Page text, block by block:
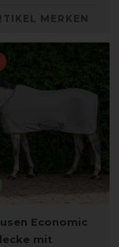
MERKEN
Economic
mit